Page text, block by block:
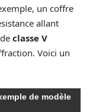
un coffre
allant
classe V
Voici un
de modèle